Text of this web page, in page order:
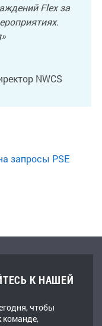
Flex за
NWCS
запросы PSE
К НАШЕЙ
чтобы
команде,